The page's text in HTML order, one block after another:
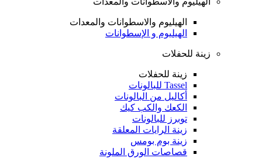
الهيليوم والاسطوانات والمعدات
الهيليوم و الإسطوانات
زينة للحفلات
زينة للحفلات
Tassel للبالونات
أكاليل من البالونات
الكعك والكب كيك
توبرز للبالونات
زينة الرايات المعلقة
زينة بوم بومس
قصاصات الورق الملونة